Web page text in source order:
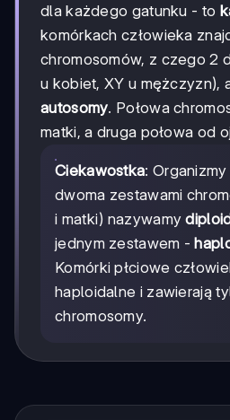
dla każdego gatunku - to
komórkach człowieka
chromosomów, z czego 2
u kobiet, XY u mężczyzn),
autosomy. Połowa
matki, a druga połowa od
Ciekawostka:
dwoma zestawami
i matki) nazywamy
jednym zestawem -
Komórki płciowe
haploidalne i zawierają
chromosomy.